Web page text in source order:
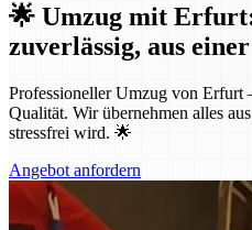
🌟 Umzug mit
zuverlässig, aus
Professioneller Umzug von Erfurt
Qualität. Wir übernehmen alles
stressfrei wird. 🌟
Angebot anfordern